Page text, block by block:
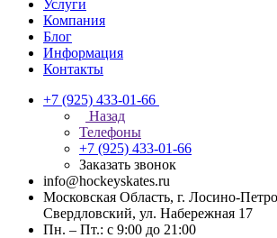
Услуги
Компания
Блог
Информация
Контакты
+7 (925) 433-01-66
Назад
Телефоны
+7 (925) 433-01-66
Заказать звонок
info@hockeyskates.ru
Московская Область, г. Лосино-
Свердловский, ул. Набережная 17
Пн. – Пт.: с 9:00 до 21:00